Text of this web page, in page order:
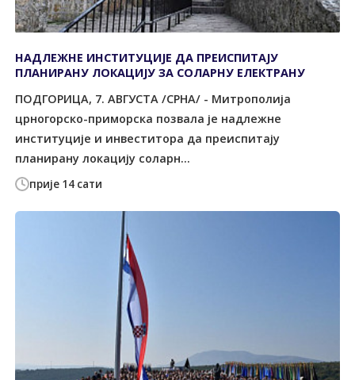
прије 14 сати
НАДЛЕЖНЕ ИНСТИТУЦИЈЕ ДА ПРЕИСПИТАЈУ
ПЛАНИРАНУ ЛОКАЦИЈУ ЗА СОЛАРНУ ЕЛЕКТРАНУ
ПОДГОРИЦА, 7. АВГУСТА /СРНА/ - Митрополија
црногорско-приморска позвала је надлежне
институције и инвеститора да преиспитају
планирану локацију соларн...